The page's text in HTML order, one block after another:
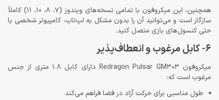
همچنین، این میکروفون با تمامی نسخه‌های ویندوز (7، 8، 10، 11) کاملاً
سازگار است و می‌توانید آن را بدون مشکل به لپ‌تاپ، کامپیوتر شخصی یا
حتی کنسول‌های بازی متصل کنید.
6- کابل مرغوب و انعطاف‌پذیر
میکروفون Redragon Pulsar GM303 دارای کابل 1.8 متری از جنس
مرغوب است که:
طول مناسبی برای حرکت آزاد در فضا فراهم می‌کند